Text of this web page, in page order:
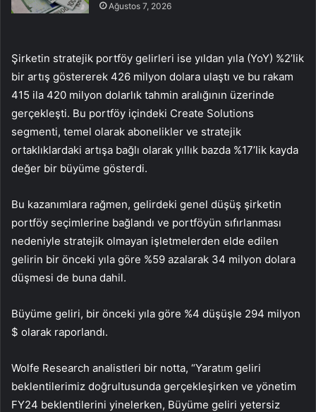
Ağustos 7, 2026
Şirketin stratejik portföy gelirleri ise yıldan yıla (YoY) %2’lik
bir artış göstererek 426 milyon dolara ulaştı ve bu rakam
415 ila 420 milyon dolarlık tahmin aralığının üzerinde
gerçekleşti. Bu portföy içindeki Create Solutions
segmenti, temel olarak abonelikler ve stratejik
ortaklıklardaki artışa bağlı olarak yıllık bazda %17’lik kayda
değer bir büyüme gösterdi.
Bu kazanımlara rağmen, gelirdeki genel düşüş şirketin
portföy seçimlerine bağlandı ve portföyün sıfırlanması
nedeniyle stratejik olmayan işletmelerden elde edilen
gelirin bir önceki yıla göre %59 azalarak 34 milyon dolara
düşmesi de buna dahil.
Büyüme geliri, bir önceki yıla göre %4 düşüşle 294 milyon
$ olarak raporlandı.
Wolfe Research analistleri bir notta, “Yaratım geliri
beklentilerimiz doğrultusunda gerçekleşirken ve yönetim
FY24 beklentilerini yinelerken, Büyüme geliri yetersiz